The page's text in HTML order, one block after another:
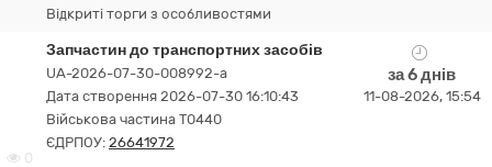
Відкриті торги з особливостями
0
Запчастин до транспортних засобів
UA-2026-07-30-008992-a
Дата створення 2026-07-30 16:10:43
Військова частина Т0440
ЄДРПОУ: 26641972
за 6 днів
11-08-2026, 15:54